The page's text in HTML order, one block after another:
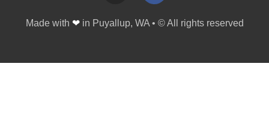
Made with ❤in Puyallup, WA • © All rights reserved